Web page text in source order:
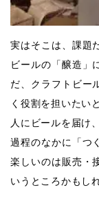
実はそこは、課題
ビールの「醸造」
だ、クラフトビー
く役割を担いたい
人にビールを届け
過程のなかに「つ
楽しいのは販売・
いうところかもし